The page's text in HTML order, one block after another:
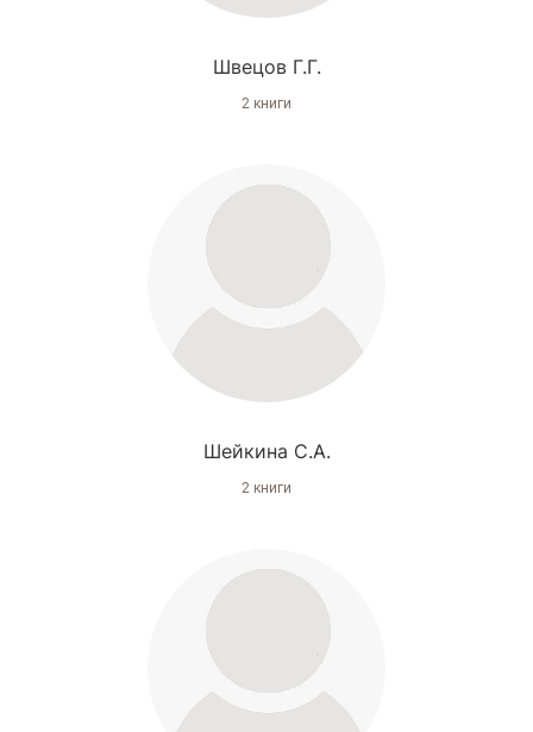
Швецов Г.Г.
2 книги
Шейкина С.А.
2 книги